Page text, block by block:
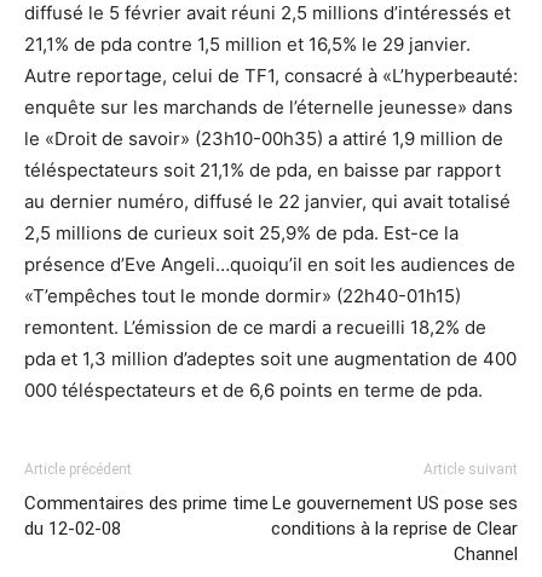
diffusé le 5 février avait réuni 2,5 millions d’intéressés et
21,1% de pda contre 1,5 million et 16,5% le 29 janvier.
Autre reportage, celui de TF1, consacré à «L’hyperbeauté:
enquête sur les marchands de l’éternelle jeunesse» dans
le «Droit de savoir» (23h10-00h35) a attiré 1,9 million de
téléspectateurs soit 21,1% de pda, en baisse par rapport
au dernier numéro, diffusé le 22 janvier, qui avait totalisé
2,5 millions de curieux soit 25,9% de pda. Est-ce la
présence d’Eve Angeli…quoiqu’il en soit les audiences de
«T’empêches tout le monde dormir» (22h40-01h15)
remontent. L’émission de ce mardi a recueilli 18,2% de
pda et 1,3 million d’adeptes soit une augmentation de 400
000 téléspectateurs et de 6,6 points en terme de pda.
Article précédent
Commentaires des prime time
du 12-02-08
Article suivant
Le gouvernement US pose ses
conditions à la reprise de Clear
Channel